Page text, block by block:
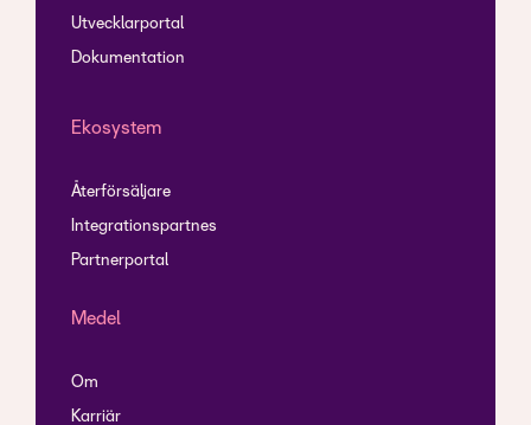
Utvecklarportal
Dokumentation
Ekosystem
Återförsäljare
Integrationspartnes
Partnerportal
Medel
Om
Karriär